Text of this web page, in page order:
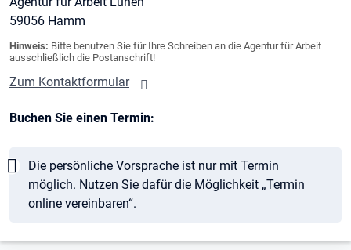
59056 Hamm
Hinweis: Bitte benutzen Sie für Ihre Schreiben an die Agentur für Arbeit
ausschließlich die Postanschrift!
Zum Kontaktformular
Buchen Sie einen Termin:
Die persönliche Vorsprache ist nur mit Termin
möglich. Nutzen Sie dafür die Möglichkeit „Termin
online vereinbaren“.